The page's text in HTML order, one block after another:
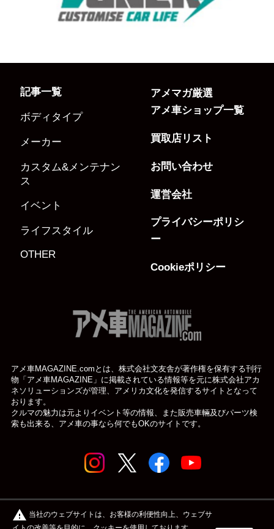
記事一覧
ボディタイプ
メーカー
カスタム&メンテナン
ス
イベント
ライフスタイル
OTHER
アメマガ厳選
アメ車ショップ一覧
買取店リスト
お問い合わせ
運営会社
プライバシーポリシ
ー
Cookieポリシー
アメ車MAGAZINE.comとは、株式会社文友舎が著作権を保有する刊行
物「アメ車MAGAZINE」に掲載されている情報等を元に株式会社アカ
ネソリューションズが管理、アメリカ文化を発信するサイトとなって
おります。
クルマの魅力は元よりイベント等の情報、また販売車輛及びパーツ検
索も出来る、アメ車の事なら何でもOKのサイトです。
© アメ車のWEBマガジン アメ車マガジン公式WEBサイト
warning 当社のウェブサイトは、お客様の利便性向上、ウェブサ